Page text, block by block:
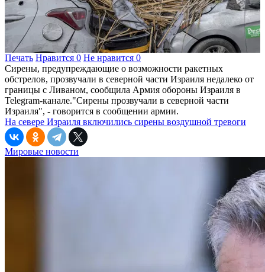
Печать Нравится 0 Не нравится 0
Сирены, предупреждающие о возможности ракетных
обстрелов, прозвучали в северной части Израиля недалеко от
границы с Ливаном, сообщила Армия обороны Израиля в
Telegram-канале."Сирены прозвучали в северной части
Израиля", - говорится в сообщении армии.
На севере Израиля включились сирены воздушной тревоги
Мировые новости